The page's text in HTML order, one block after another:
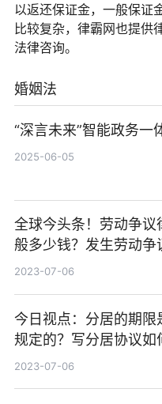
以返还保证金，一般保证
比较复杂，律霸网也提供
法律咨询。
婚姻法
“深言未来”智能政务一
2025-06-05
全球今头条！劳动争议
般多少钱？发生劳动争
工资？
2023-07-06
今日视点：分居的期限
规定的？写分居协议如
效？
2023-07-06